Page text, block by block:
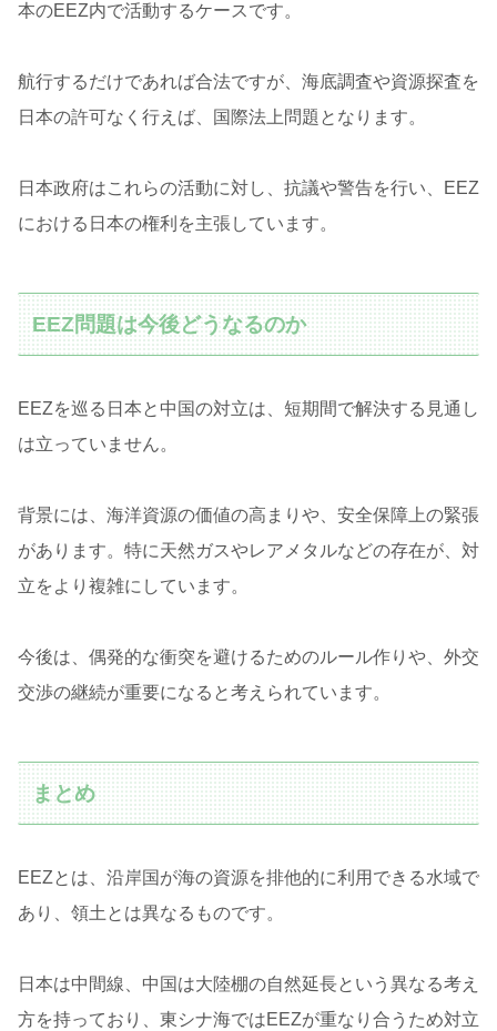
本のEEZ内で活動するケースです。
航行するだけであれば合法ですが、海底調査や資源探査を
日本の許可なく行えば、国際法上問題となります。
日本政府はこれらの活動に対し、抗議や警告を行い、EEZ
における日本の権利を主張しています。
EEZ問題は今後どうなるのか
EEZを巡る日本と中国の対立は、短期間で解決する見通し
は立っていません。
背景には、海洋資源の価値の高まりや、安全保障上の緊張
があります。特に天然ガスやレアメタルなどの存在が、対
立をより複雑にしています。
今後は、偶発的な衝突を避けるためのルール作りや、外交
交渉の継続が重要になると考えられています。
まとめ
EEZとは、沿岸国が海の資源を排他的に利用できる水域で
あり、領土とは異なるものです。
日本は中間線、中国は大陸棚の自然延長という異なる考え
方を持っており、東シナ海ではEEZが重なり合うため対立